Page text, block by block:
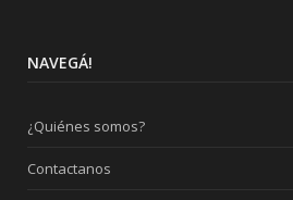
NAVEGÁ!
¿Quiénes somos?
Contactanos